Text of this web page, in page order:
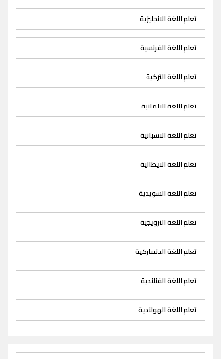
تعلم اللغة الانجليزية
تعلم اللغة الفرنسية
تعلم اللغة التركية
تعلم اللغة الالمانية
تعلم اللغة الاسبانية
تعلم اللغة الايطالية
تعلم اللغة السويدية
تعلم اللغة النرويجية
تعلم اللغة الدنماركية
تعلم اللغة الفنلندية
تعلم اللغة الهولندية